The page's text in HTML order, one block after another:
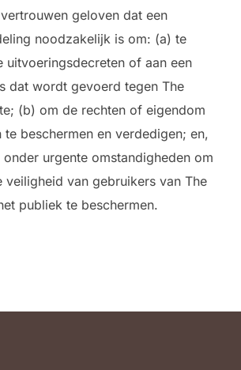
geloven dat een
noodzakelijk is om: (a) te
uitvoeringsdecreten of aan een
dat wordt gevoerd tegen The
(b) om de rechten of eigendom
te beschermen en verdedigen; en,
urgente omstandigheden om
veiligheid van gebruikers van The
publiek te beschermen.